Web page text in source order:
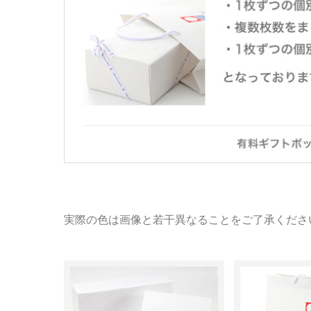
実際の色は画像と若干異なることをご了承くださ